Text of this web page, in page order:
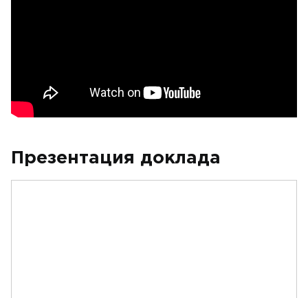
Презентация доклада